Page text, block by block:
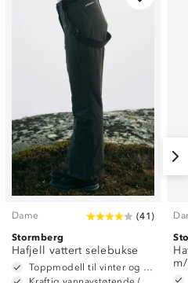
Dame (41 )
Stormberg
Hafjell vattert selebukse